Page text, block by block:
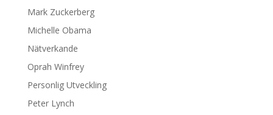
Mark Zuckerberg
Michelle Obama
Nätverkande
Oprah Winfrey
Personlig Utveckling
Peter Lynch